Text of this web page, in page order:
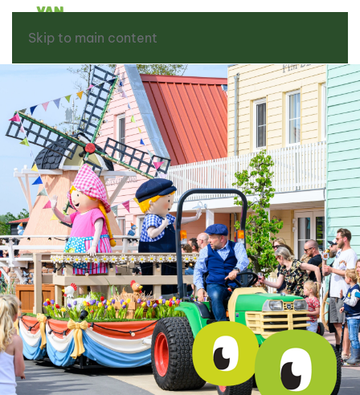
Skip to main content